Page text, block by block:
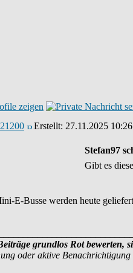
Erstellt: 27.11.2025 10:26
Stefan97
Gibt es
E-Busse werden heute
grundlos Rot bewerten,
oder aktive